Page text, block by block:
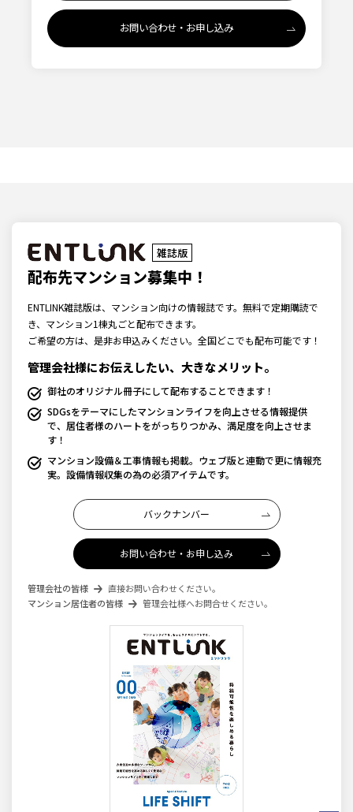
お問い合わせ・お申し込み
雑誌版
配布先マンション募集中！
ENTLINK雑誌版は、マンション向けの情報誌です。無料で定期購読で
き、マンション1棟丸ごと配布できます。
ご希望の方は、是非お申込みください。全国どこでも配布可能です！
管理会社様にお伝えしたい、大きなメリット。
御社のオリジナル冊子にして配布することできます！
SDGsをテーマにしたマンションライフを向上させる情報提供
で、居住者様のハートをがっちりつかみ、満足度を向上させま
す！
マンション設備＆工事情報も掲載。ウェブ版と連動で更に情報充
実。設備情報収集の為の必須アイテムです。
バックナンバー
お問い合わせ・お申し込み
管理会社の皆様
直接お問い合わせください。
マンション居住者の皆様
管理会社様へお問合せください。